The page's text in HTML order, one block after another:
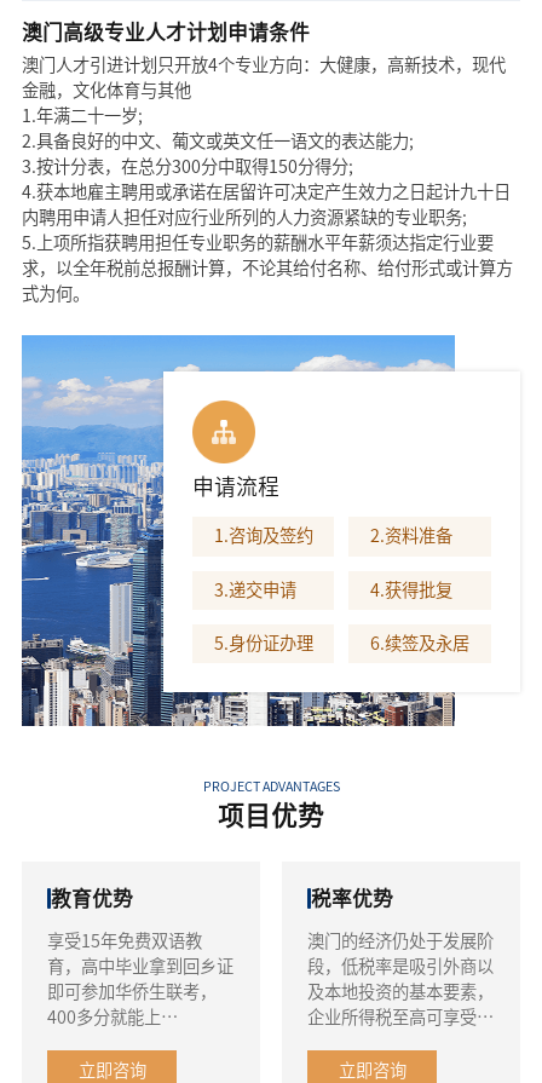
澳门高级专业人才计划申请条件
澳门人才引进计划只开放4个专业方向：大健康，高新技术，现代
金融，文化体育与其他
1.年满二十一岁;
2.具备良好的中文、葡文或英文任一语文的表达能力;
3.按计分表，在总分300分中取得150分得分;
4.获本地雇主聘用或承诺在居留许可决定产生效力之日起计九十日
内聘用申请人担任对应行业所列的人力资源紧缺的专业职务;
5.上项所指获聘用担任专业职务的薪酬水平年薪须达指定行业要
求，以全年税前总报酬计算，不论其给付名称、给付形式或计算方
式为何。
申请流程
1.咨询及签约 2.资料准备
3.递交申请 4.获得批复
5.身份证办理 6.续签及永居
PROJECT ADVANTAGES
项目优势
教育优势
享受15年免费双语教
育，高中毕业拿到回乡证
即可参加华侨生联考，
400多分就能上
立即咨询
税率优势
澳门的经济仍处于发展阶
段，低税率是吸引外商以
及本地投资的基本要素，
企业所得税至高可享受
个人所得税税率至高仅为
立即咨询